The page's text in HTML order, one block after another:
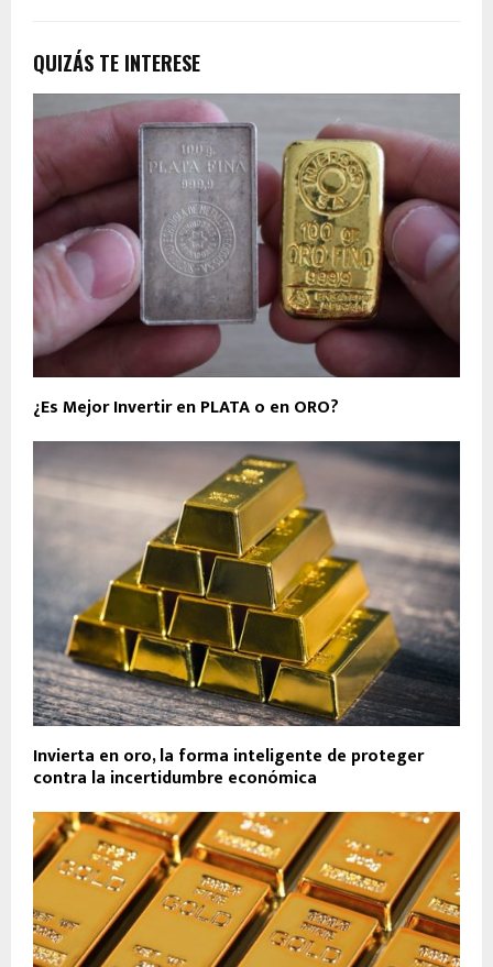
QUIZÁS TE INTERESE
¿Es Mejor Invertir en PLATA o en ORO?
Invierta en oro, la forma inteligente de proteger
contra la incertidumbre económica